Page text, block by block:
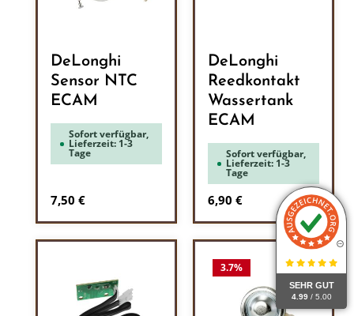
SEHR GUT
4.99 / 5.00
DeLonghi
Sensor NTC
ECAM
Sofort verfügbar,
Lieferzeit: 1-3
Tage
Regulärer Preis:
7,50 €
DeLonghi
Reedkontakt
Wassertank
ECAM
Sofort verfügbar,
Lieferzeit: 1-3
Tage
Regulärer Preis:
6,90 €
3.7%